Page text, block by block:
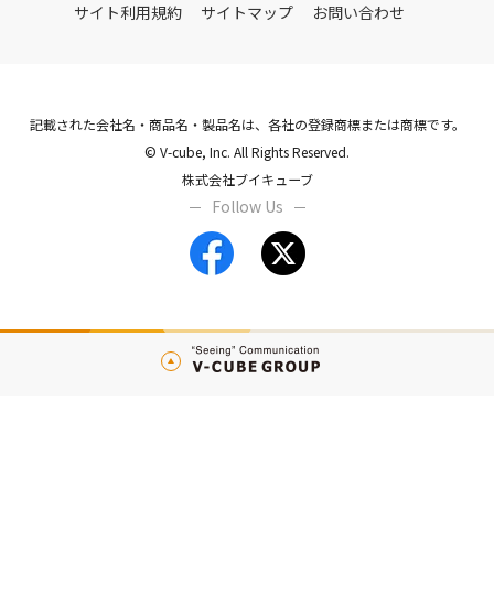
サイト利用規約
サイトマップ お問い合わせ
記載された会社名・商品名・製品名は、各社の登録商標または商標です。
© V-cube, Inc. All Rights Reserved.
株式会社ブイキューブ
Follow Us